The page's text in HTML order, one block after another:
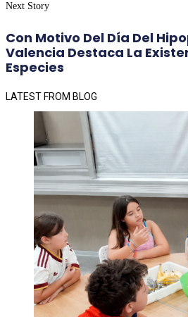
Next Story
Con Motivo Del Día Del
Valencia Destaca La
Especies
LATEST FROM BLOG